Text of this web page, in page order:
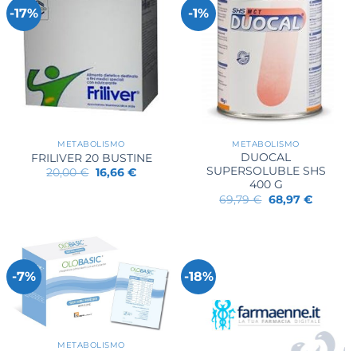
-17%
METABOLISMO
FRILIVER 20 BUSTINE
20,00€ Il
prezzo
16,66 €Il
-1%
METABOLISMO
DUOCAL
SUPERSOLUBLE SHS
400 G
69,79€ Il
prezzo
68,97 €Il
-7%
METABOLISMO
-18%